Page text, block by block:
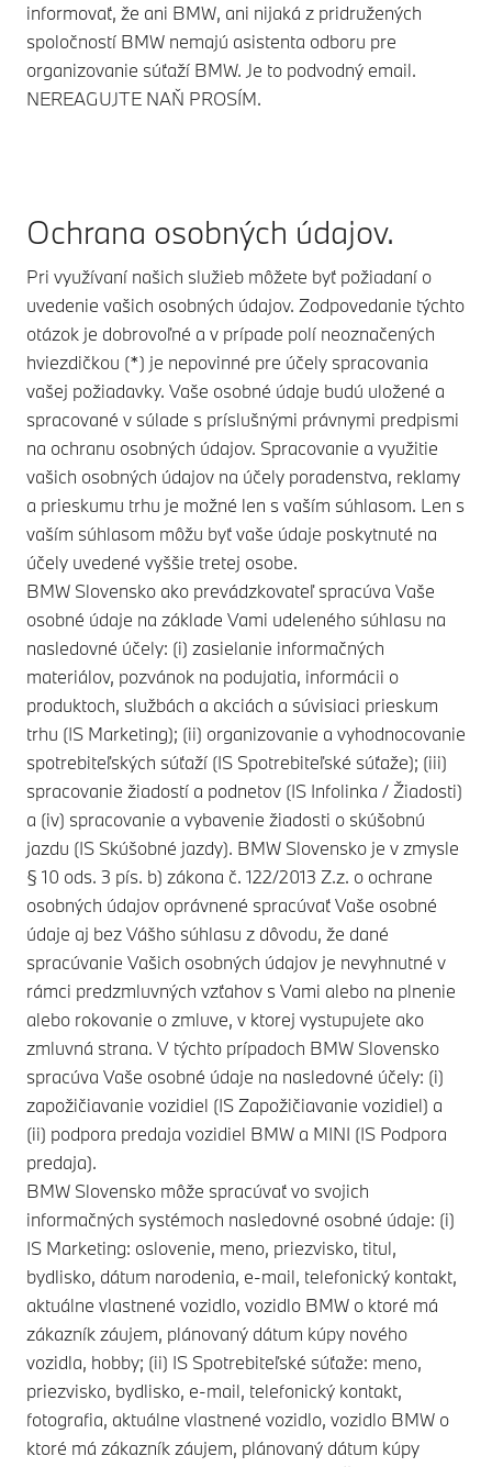
informovať, že ani BMW, ani nijaká z pridružených
spoločností BMW nemajú asistenta odboru pre
organizovanie súťaží BMW. Je to podvodný email.
NEREAGUJTE NAŇ PROSÍM.
Ochrana osobných údajov.
Pri využívaní našich služieb môžete byť požiadaní o
uvedenie vašich osobných údajov. Zodpovedanie týchto
otázok je dobrovoľné a v prípade polí neoznačených
hviezdičkou (*) je nepovinné pre účely spracovania
vašej požiadavky. Vaše osobné údaje budú uložené a
spracované v súlade s príslušnými právnymi predpismi
na ochranu osobných údajov. Spracovanie a využitie
vašich osobných údajov na účely poradenstva, reklamy
a prieskumu trhu je možné len s vaším súhlasom. Len s
vaším súhlasom môžu byť vaše údaje poskytnuté na
účely uvedené vyššie tretej osobe.
BMW Slovensko ako prevádzkovateľ spracúva Vaše
osobné údaje na základe Vami udeleného súhlasu na
nasledovné účely: (i) zasielanie informačných
materiálov, pozvánok na podujatia, informácii o
produktoch, službách a akciách a súvisiaci prieskum
trhu (IS Marketing); (ii) organizovanie a vyhodnocovanie
spotrebiteľských súťaží (IS Spotrebiteľské súťaže); (iii)
spracovanie žiadostí a podnetov (IS Infolinka / Žiadosti)
a (iv) spracovanie a vybavenie žiadosti o skúšobnú
jazdu (IS Skúšobné jazdy). BMW Slovensko je v zmysle
§ 10 ods. 3 pís. b) zákona č. 122/2013 Z.z. o ochrane
osobných údajov oprávnené spracúvať Vaše osobné
údaje aj bez Vášho súhlasu z dôvodu, že dané
spracúvanie Vašich osobných údajov je nevyhnutné v
rámci predzmluvných vzťahov s Vami alebo na plnenie
alebo rokovanie o zmluve, v ktorej vystupujete ako
zmluvná strana. V týchto prípadoch BMW Slovensko
spracúva Vaše osobné údaje na nasledovné účely: (i)
zapožičiavanie vozidiel (IS Zapožičiavanie vozidiel) a
(ii) podpora predaja vozidiel BMW a MINI (IS Podpora
predaja).
BMW Slovensko môže spracúvať vo svojich
informačných systémoch nasledovné osobné údaje: (i)
IS Marketing: oslovenie, meno, priezvisko, titul,
bydlisko, dátum narodenia, e-mail, telefonický kontakt,
aktuálne vlastnené vozidlo, vozidlo BMW o ktoré má
zákazník záujem, plánovaný dátum kúpy nového
vozidla, hobby; (ii) IS Spotrebiteľské súťaže: meno,
priezvisko, bydlisko, e-mail, telefonický kontakt,
fotografia, aktuálne vlastnené vozidlo, vozidlo BMW o
ktoré má zákazník záujem, plánovaný dátum kúpy